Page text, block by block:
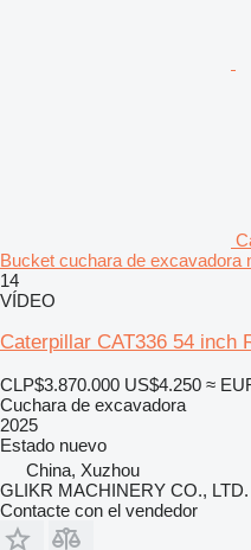
Bucket cuchara de excavadora
14
VÍDEO
Caterpillar CAT336 54 inch
CLP$3.870.000 US$4.250 ≈
Cuchara de excavadora
2025
Estado nuevo
China, Xuzhou
GLIKR MACHINERY CO., LTD.
Contacte con el vendedor